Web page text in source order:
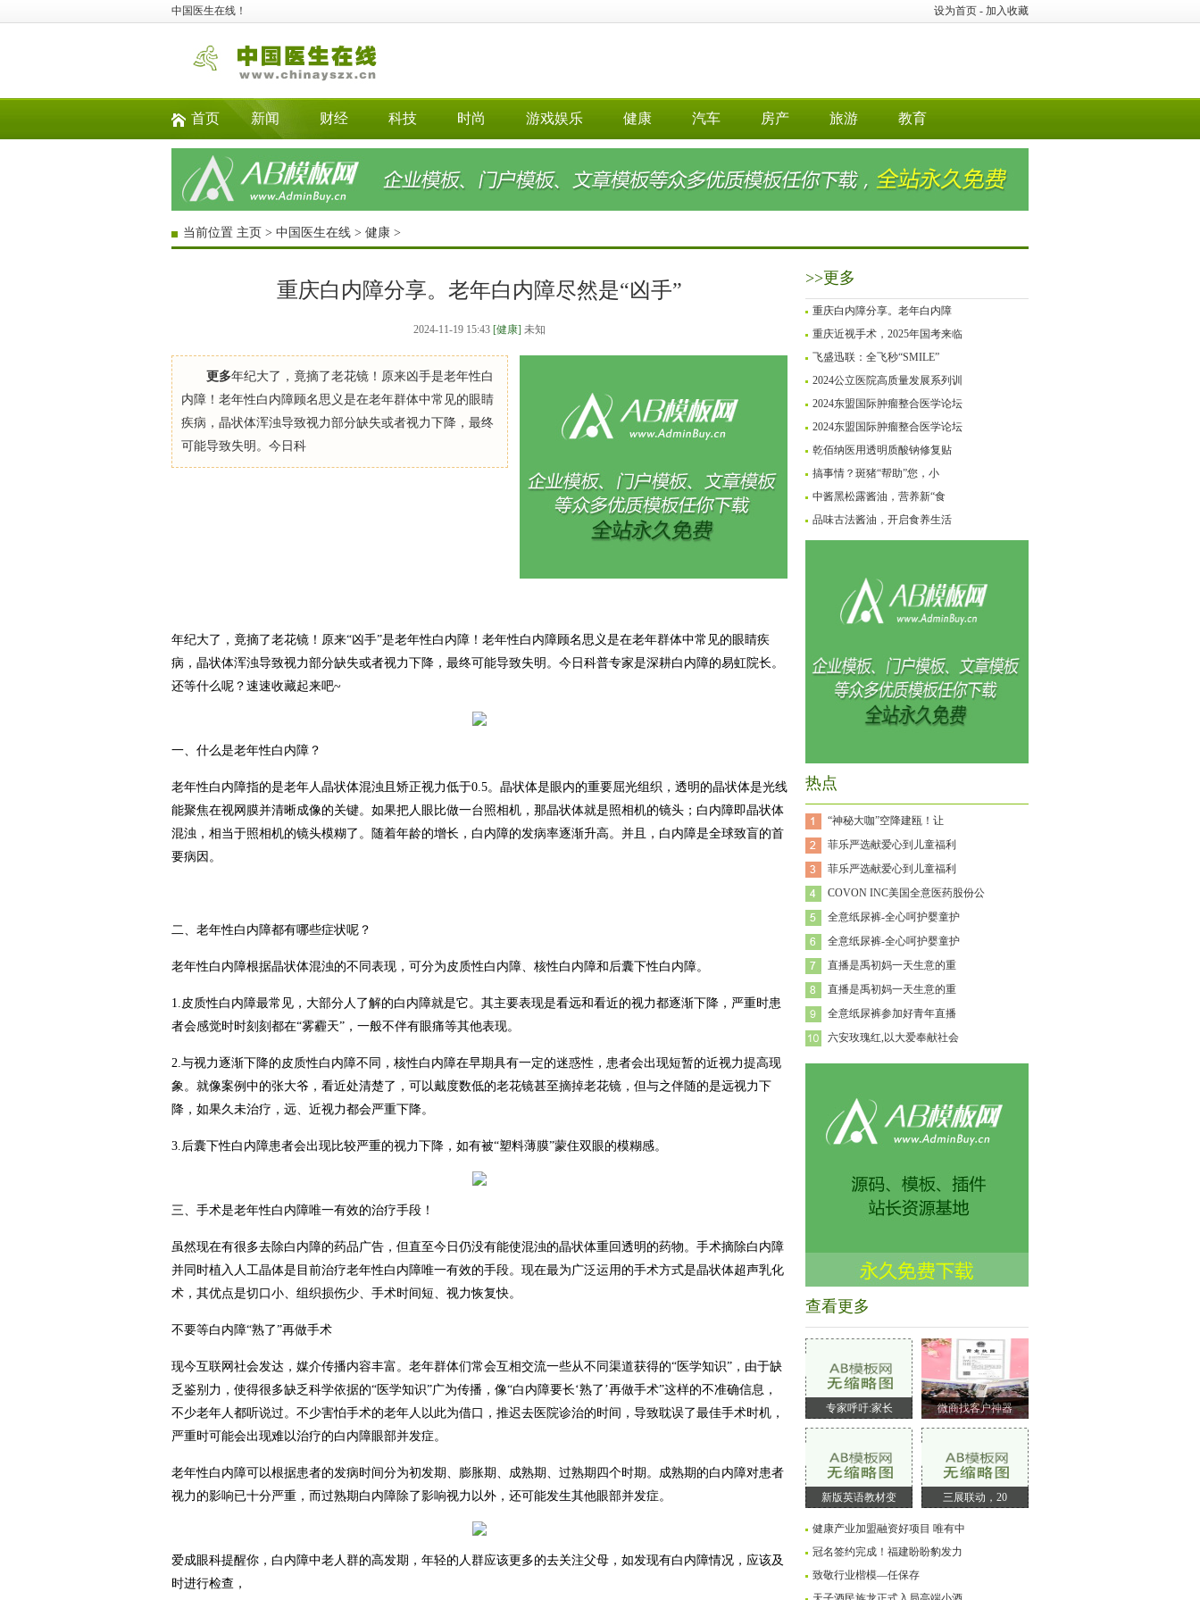
设为首页 - 加入收藏
中国医生在线！
首页 新闻 财经 科技 时尚 游戏娱乐 健康 汽车 房产 旅游 教育
当前位置 主页 > 中国医生在线 > 健康 >
重庆白内障分享。老年白内障尽然是“凶手”
2024-11-19 15:43 [健康] 未知
更多年纪大了，竟摘了老花镜！原来凶手是老年性白
内障！老年性白内障顾名思义是在老年群体中常见的眼睛
疾病，晶状体浑浊导致视力部分缺失或者视力下降，最终
可能导致失明。今日科
年纪大了，竟摘了老花镜！原来“凶手”是老年性白内障！老年性白内障顾名思义是在老年群体中常见的眼睛疾
病，晶状体浑浊导致视力部分缺失或者视力下降，最终可能导致失明。今日科普专家是深耕白内障的易虹院长。
还等什么呢？速速收藏起来吧~
一、什么是老年性白内障？
老年性白内障指的是老年人晶状体混浊且矫正视力低于0.5。晶状体是眼内的重要屈光组织，透明的晶状体是光线
能聚焦在视网膜并清晰成像的关键。如果把人眼比做一台照相机，那晶状体就是照相机的镜头；白内障即晶状体
混浊，相当于照相机的镜头模糊了。随着年龄的增长，白内障的发病率逐渐升高。并且，白内障是全球致盲的首
要病因。
二、老年性白内障都有哪些症状呢？
老年性白内障根据晶状体混浊的不同表现，可分为皮质性白内障、核性白内障和后囊下性白内障。
1.皮质性白内障最常见，大部分人了解的白内障就是它。其主要表现是看远和看近的视力都逐渐下降，严重时患
者会感觉时时刻刻都在“雾霾天”，一般不伴有眼痛等其他表现。
2.与视力逐渐下降的皮质性白内障不同，核性白内障在早期具有一定的迷惑性，患者会出现短暂的近视力提高现
象。就像案例中的张大爷，看近处清楚了，可以戴度数低的老花镜甚至摘掉老花镜，但与之伴随的是远视力下
降，如果久未治疗，远、近视力都会严重下降。
3.后囊下性白内障患者会出现比较严重的视力下降，如有被“塑料薄膜”蒙住双眼的模糊感。
三、手术是老年性白内障唯一有效的治疗手段！
虽然现在有很多去除白内障的药品广告，但直至今日仍没有能使混浊的晶状体重回透明的药物。手术摘除白内障
并同时植入人工晶体是目前治疗老年性白内障唯一有效的手段。现在最为广泛运用的手术方式是晶状体超声乳化
术，其优点是切口小、组织损伤少、手术时间短、视力恢复快。
不要等白内障“熟了”再做手术
现今互联网社会发达，媒介传播内容丰富。老年群体们常会互相交流一些从不同渠道获得的“医学知识”，由于缺
乏鉴别力，使得很多缺乏科学依据的“医学知识”广为传播，像“白内障要长‘熟了’再做手术”这样的不准确信息，
不少老年人都听说过。不少害怕手术的老年人以此为借口，推迟去医院诊治的时间，导致耽误了最佳手术时机，
严重时可能会出现难以治疗的白内障眼部并发症。
老年性白内障可以根据患者的发病时间分为初发期、膨胀期、成熟期、过熟期四个时期。成熟期的白内障对患者
视力的影响已十分严重，而过熟期白内障除了影响视力以外，还可能发生其他眼部并发症。
爱成眼科提醒你，白内障中老人群的高发期，年轻的人群应该更多的去关注父母，如发现有白内障情况，应该及
时进行检查，
>>更多
重庆白内障分享。老年白内障
重庆近视手术，2025年国考来临
飞盛迅联：全飞秒“SMILE”
2024公立医院高质量发展系列训
2024东盟国际肿瘤整合医学论坛
2024东盟国际肿瘤整合医学论坛
乾佰纳医用透明质酸钠修复贴
搞事情？斑猪“帮助”您，小
中酱黑松露酱油，营养新“食
品味古法酱油，开启食养生活
热点
“神秘大咖”空降建瓯！让
菲乐严选献爱心到儿童福利
菲乐严选献爱心到儿童福利
COVON INC美国全意医药股份公
全意纸尿裤-全心呵护婴童护
全意纸尿裤-全心呵护婴童护
直播是禹初妈一天生意的重
直播是禹初妈一天生意的重
全意纸尿裤参加好青年直播
六安玫瑰红,以大爱奉献社会
查看更多
专家呼吁:家长 微商找客户神器
新版英语教材变 三展联动，20
健康产业加盟融资好项目 唯有中
冠名签约完成！福建盼盼豹发力
致敬行业楷模—任保存